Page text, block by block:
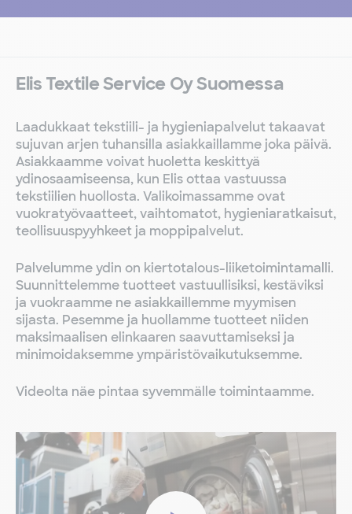
Elis Textile Service Oy Suomessa
Laadukkaat tekstiili- ja hygieniapalvelut takaavat
sujuvan arjen tuhansilla asiakkaillamme joka päivä.
Asiakkaamme voivat huoletta keskittyä
ydinosaamiseensa, kun Elis ottaa vastuussa
tekstiilien huollosta. Valikoimassamme ovat
vuokratyövaatteet, vaihtomatot, hygieniaratkaisut,
teollisuuspyyhkeet ja moppipalvelut.
Palvelumme ydin on kiertotalous-liiketoimintamalli.
Suunnittelemme tuotteet vastuullisiksi, kestäviksi
ja vuokraamme ne asiakkaillemme myymisen
sijasta. Pesemme ja huollamme tuotteet niiden
maksimaalisen elinkaaren saavuttamiseksi ja
minimoidaksemme ympäristövaikutuksemme.
Videolta näe pintaa syvemmälle toimintaamme.